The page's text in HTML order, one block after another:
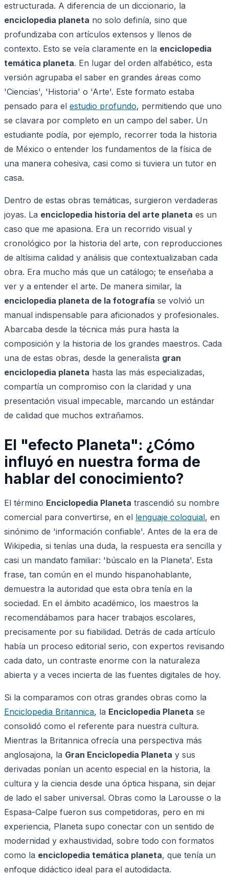
estructurada. A diferencia de un diccionario, la
enciclopedia planeta no solo definía, sino que
profundizaba con artículos extensos y llenos de
contexto. Esto se veía claramente en la enciclopedia
temática planeta. En lugar del orden alfabético, esta
versión agrupaba el saber en grandes áreas como
'Ciencias', 'Historia' o 'Arte'. Este formato estaba
pensado para el estudio profundo, permitiendo que uno
se clavara por completo en un campo del saber. Un
estudiante podía, por ejemplo, recorrer toda la historia
de México o entender los fundamentos de la física de
una manera cohesiva, casi como si tuviera un tutor en
casa.
Dentro de estas obras temáticas, surgieron verdaderas
joyas. La enciclopedia historia del arte planeta es un
caso que me apasiona. Era un recorrido visual y
cronológico por la historia del arte, con reproducciones
de altísima calidad y análisis que contextualizaban cada
obra. Era mucho más que un catálogo; te enseñaba a
ver y a entender el arte. De manera similar, la
enciclopedia planeta de la fotografía se volvió un
manual indispensable para aficionados y profesionales.
Abarcaba desde la técnica más pura hasta la
composición y la historia de los grandes maestros. Cada
una de estas obras, desde la generalista gran
enciclopedia planeta hasta las más especializadas,
compartía un compromiso con la claridad y una
presentación visual impecable, marcando un estándar
de calidad que muchos extrañamos.
El "efecto Planeta": ¿Cómo
influyó en nuestra forma de
hablar del conocimiento?
El término Enciclopedia Planeta trascendió su nombre
comercial para convertirse, en el lenguaje coloquial, en
sinónimo de 'información confiable'. Antes de la era de
Wikipedia, si tenías una duda, la respuesta era sencilla y
casi un mandato familiar: 'búscalo en la Planeta'. Esta
frase, tan común en el mundo hispanohablante,
demuestra la autoridad que esta obra tenía en la
sociedad. En el ámbito académico, los maestros la
recomendábamos para hacer trabajos escolares,
precisamente por su fiabilidad. Detrás de cada artículo
había un proceso editorial serio, con expertos revisando
cada dato, un contraste enorme con la naturaleza
abierta y a veces incierta de las fuentes digitales de hoy.
Si la comparamos con otras grandes obras como la
Enciclopedia Britannica, la Enciclopedia Planeta se
consolidó como el referente para nuestra cultura.
Mientras la Britannica ofrecía una perspectiva más
anglosajona, la Gran Enciclopedia Planeta y sus
derivadas ponían un acento especial en la historia, la
cultura y la ciencia desde una óptica hispana, sin dejar
de lado el saber universal. Obras como la Larousse o la
Espasa-Calpe fueron sus competidoras, pero en mi
experiencia, Planeta supo conectar con un sentido de
modernidad y exhaustividad, sobre todo con formatos
como la enciclopedia temática planeta, que tenía un
enfoque didáctico ideal para el autodidacta.